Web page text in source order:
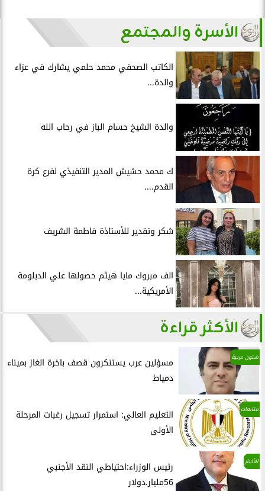
الأسرة والمجتمع
الكاتب الصحفي محمد حلمي يشارك في عزاء
والدة...
والدة الشيخ حسام الباز في رحاب الله
ك محمد حشيش المدير التنفيذي لفرع كرة
القدم....
شكر وتقدير للأستاذة فاطمة الشريف
الف مبروك مايا هيثم حصولها علي الدبلومة
الأمريكية...
الأكثر قراءة
شئون عربية
مسؤلين عرب يستنكرون قصف باخرة الغاز بميناء
دمياط
متابعات
التعليم العالي: استمرار تسجيل رغبات المرحلة
الأولى
الأخبار
رئيس الوزراء:احتياطي النقد الأجنبي
56مليار.دولار